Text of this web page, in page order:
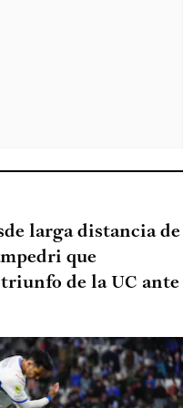
larga distancia de
que
de la UC ante